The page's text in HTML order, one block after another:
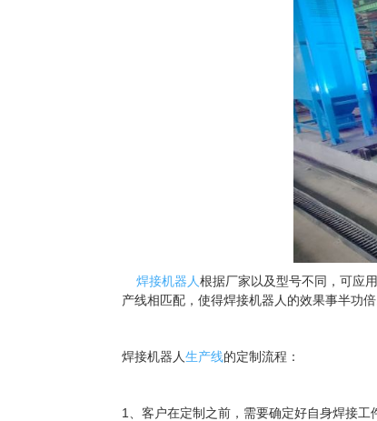
焊接机器人根据厂家以及型号不同，可应
产线相匹配，使得焊接机器人的效果事半功倍
焊接机器人生产线的定制流程：
1、客户在定制之前，需要确定好自身焊接